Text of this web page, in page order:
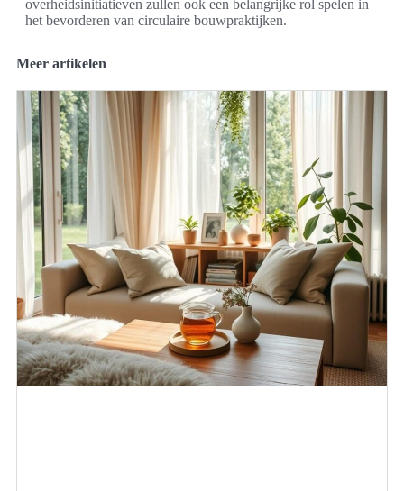
overheidsinitiatieven zullen ook een belangrijke rol spelen in
het bevorderen van circulaire bouwpraktijken.
Meer artikelen